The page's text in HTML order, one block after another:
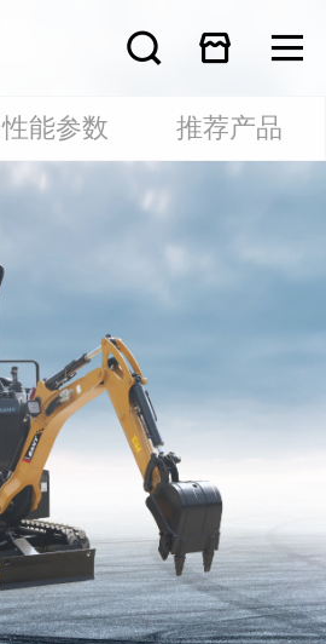
性能参数 推荐产品